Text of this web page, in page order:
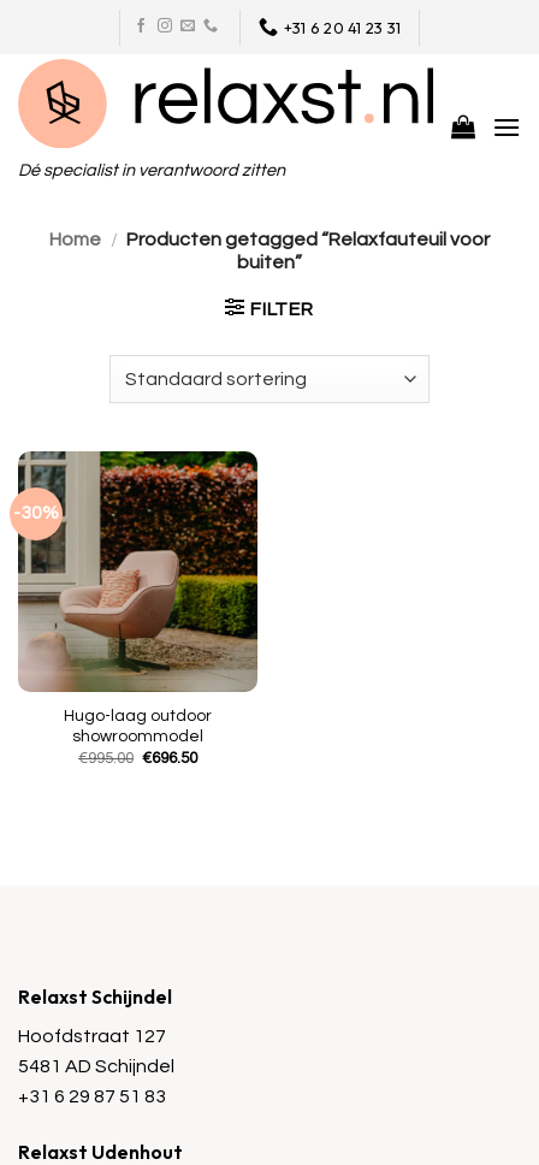
content
+31 6 20 41 23 31
Dé specialist in verantwoord zitten
Home / Producten getagged “Relaxfauteuil voor
buiten”
FILTER
-30%
Hugo-laag outdoor
showroommodel
€995.00 Oorspronkelijke
€696.50Huidige
Relaxst Schijndel
Hoofdstraat 127
5481 AD Schijndel
+31 6 29 87 51 83
Relaxst Udenhout